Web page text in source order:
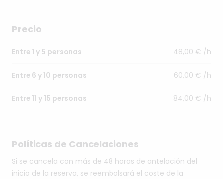
Precio
Entre 1 y 5 personas 48,00 € /h
Entre 6 y 10 personas 60,00 € /h
Entre 11 y 15 personas 84,00 € /h
Políticas de Cancelaciones
Si se cancela con más de 48 horas de antelación del
inicio de la reserva, se reembolsará el coste de la